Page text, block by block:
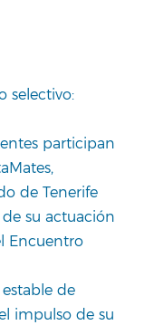
selectivo:
participan
de Tenerife
su actuación
Encuentro
de
impulso de su